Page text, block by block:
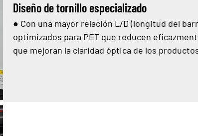
Diseño de tornillo especializado
● Con una mayor relación L/D (longitud del
optimizados para PET que reducen
que mejoran la claridad óptica de los